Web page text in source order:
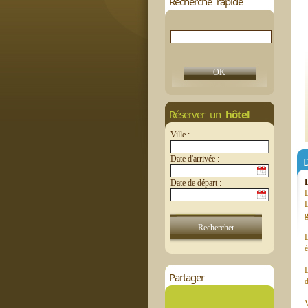
Réserver un hôtel
Ville :
Date d'arrivée :
Date de départ :
Partager